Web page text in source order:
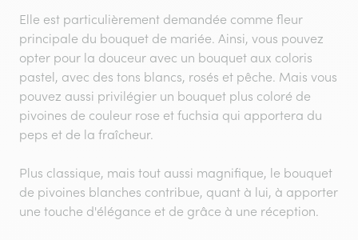
Elle est particulièrement demandée comme fleur
principale du bouquet de mariée. Ainsi, vous pouvez
opter pour la douceur avec un bouquet aux coloris
pastel, avec des tons blancs, rosés et pêche. Mais vous
pouvez aussi privilégier un bouquet plus coloré de
pivoines de couleur rose et fuchsia qui apportera du
peps et de la fraîcheur.
Plus classique, mais tout aussi magnifique, le bouquet
de pivoines blanches contribue, quant à lui, à apporter
une touche d'élégance et de grâce à une réception.